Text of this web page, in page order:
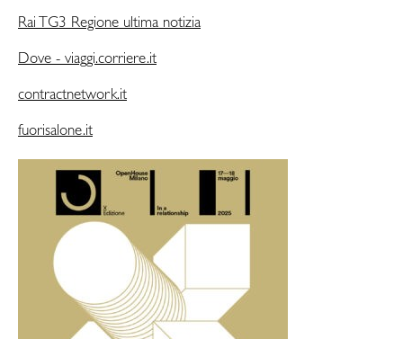
Rai TG3 Regione ultima notizia
Dove - viaggi.corriere.it
contractnetwork.it
fuorisalone.it